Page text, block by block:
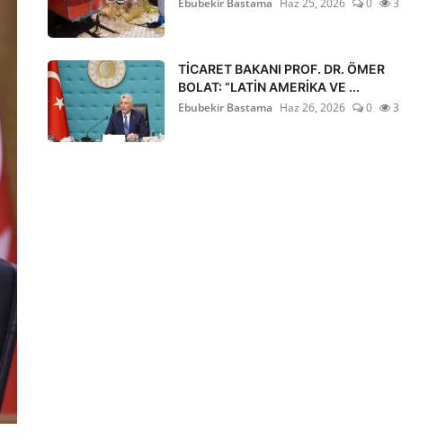
Ebubekir Bastama Haz 25, 2026 0 3
TİCARET BAKANI PROF. DR. ÖMER
BOLAT: “LATİN AMERİKA VE ...
Ebubekir Bastama Haz 26, 2026 0 3